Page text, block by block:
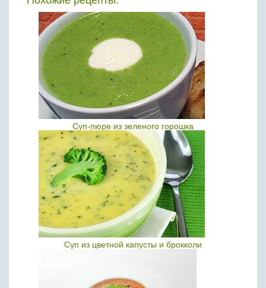
Суп-пюре из зеленого горошка
Суп из цветной капусты и брокколи